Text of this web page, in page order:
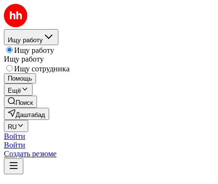
Ищу работу
Ищу работу
Ищу работу
Ищу сотрудника
Помощь
Ещё
Поиск
Даштабад
RU
Войти
Войти
Создать резюме